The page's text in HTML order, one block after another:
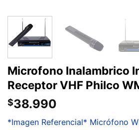
Microfono Inalambrico
Receptor VHF Philco
$38.990
*Imagen Referencial* Micrófono